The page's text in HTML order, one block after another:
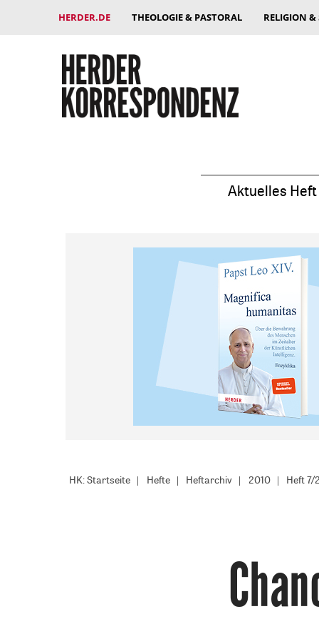
HERDER.DE THEOLOGIE & PASTORAL RELIGION
Aktuelles Heft
HK: Startseite Hefte Heftarchiv 2010 Heft 7/